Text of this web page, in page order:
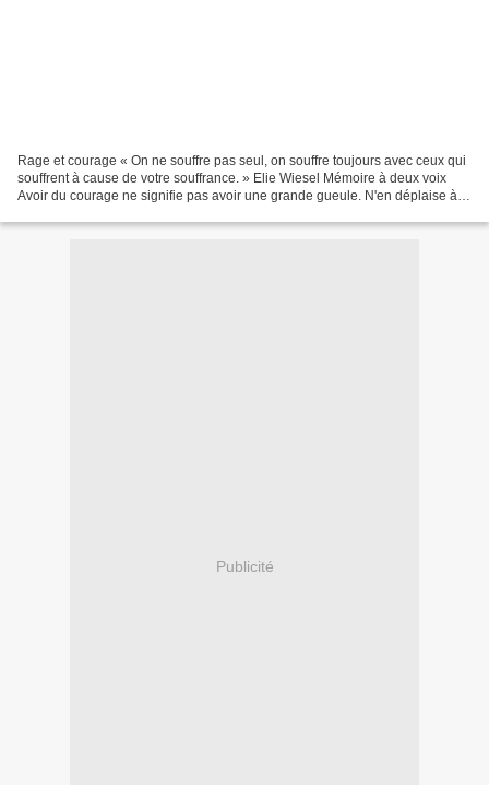
Rage et courage « On ne souffre pas seul, on souffre toujours avec ceux qui
souffrent à cause de votre souffrance. » Elie Wiesel Mémoire à deux voix
Avoir du courage ne signifie pas avoir une grande gueule. N'en déplaise à
Publicité